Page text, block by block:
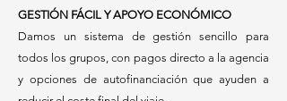
GESTIÓN FÁCIL Y APOYO ECONÓMICO
Damos un sistema de gestión sencillo para
todos los grupos, con pagos directo a la agencia
y opciones de autofinanciación que ayuden a